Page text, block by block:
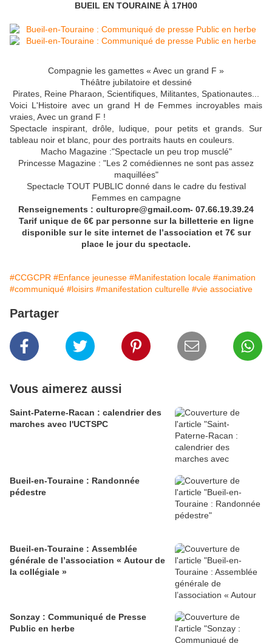
BUEIL EN TOURAINE À 17H00
Compagnie les gamettes « Avec un grand F »
Théâtre jubilatoire et dessiné
Pirates, Reine Pharaon, Scientifiques, Militantes, Spationautes...
Voici L'Histoire avec un grand H de Femmes incroyables mais
vraies, Avec un grand F !
Spectacle inspirant, drôle, ludique, pour petits et grands. Sur
tableau noir et blanc, pour des portraits hauts en couleurs.
Macho Magazine :"Spectacle un peu trop musclé"
Princesse Magazine : "Les 2 comédiennes ne sont pas assez
maquillées"
Spectacle TOUT PUBLIC donné dans le cadre du festival
Femmes en campagne
Renseignements : culturopre@gmail.com- 07.66.19.39.24
Tarif unique de 6€ par personne sur la billetterie en ligne
disponible sur le site internet de l’association et 7€ sur
place le jour du spectacle.
#CCGCPR #Enfance jeunesse #Manifestation locale #animation
#communiqué #loisirs #manifestation culturelle #vie associative
Partager
Vous aimerez aussi
Saint-Paterne-Racan : calendrier des
marches avec l'UCTSPC
Bueil-en-Touraine : Randonnée
pédestre
Bueil-en-Touraine : Assemblée
générale de l’association « Autour de
la collégiale »
Sonzay : Communiqué de Presse
Public en herbe